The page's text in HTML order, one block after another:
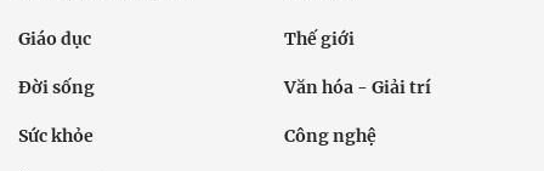
Giáo dục Thế giới
Đời sống Văn hóa - Giải trí
Sức khỏe Công nghệ